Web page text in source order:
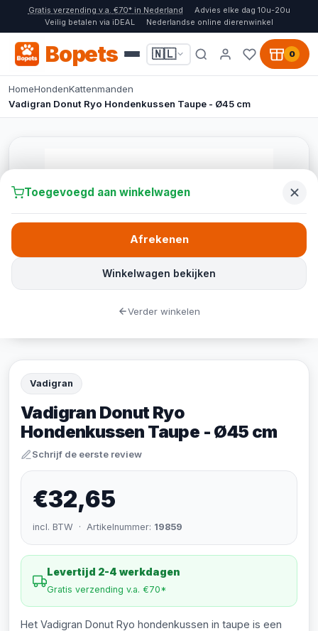
Gratis verzending v.a. €70* in Nederland
Advies elke dag 10u-20u
Veilig betalen via iDEAL
Nederlandse online dierenwinkel
Bopets 🇳🇱 0
HomeHondenKattenmanden
Vadigran Donut Ryo Hondenkussen Taupe - Ø45 cm
Vadigran
Vadigran Donut Ryo
Hondenkussen Taupe - Ø45 cm
Schrijf de eerste review
€32,65
incl. BTW · Artikelnummer: 19859
Levertijd 2-4 werkdagen
Gratis verzending v.a. €70*
Het Vadigran Donut Ryo hondenkussen in taupe is een
Toegevoegd aan winkelwagen
Winkelwagen bekijken
Afrekenen
Verder winkelen